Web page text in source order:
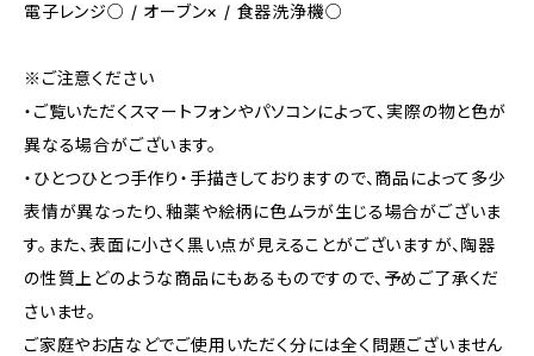
電子レンジ○ / オーブン× / 食器洗浄機○
※ご注意ください
・ご覧いただくスマートフォンやパソコンによって、実際の物と色が
異なる場合がございます。
・ひとつひとつ手作り・手描きしておりますので、商品によって多少
表情が異なったり、釉薬や絵柄に色ムラが生じる場合がございま
す。また、表面に小さく黒い点が見えることがございますが、陶器
の性質上どのような商品にもあるものですので、​予めご了承くだ
さいませ。
ご家庭やお店などでご使用いただく分には全く問題ございません